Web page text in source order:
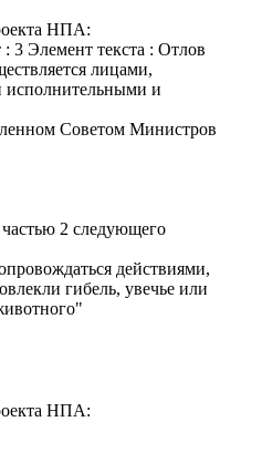
НПА:
3 Элемент текста : Отлов
лицами,
и
Советом Министров
2 следующего
действиями,
гибель, увечье или
НПА: